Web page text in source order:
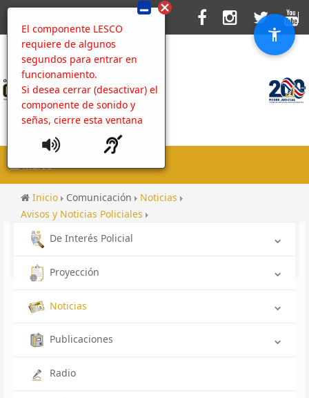
El componente LESCO
requiere de algunos
segundos para entrar en
funcionamiento.
Si desea cerrar (desactivar) el
componente de sonido y
señas, cierre esta ventana
MENU
Inicio Comunicación
Noticias
Avisos y Noticias Policiales
OIJ Sección de Estupefacientes: Agentes desarticulan
aparente grupo organizado de narcotráfico y otros
delitos
De Interés Policial
Proyección
Noticias
Publicaciones
Radio